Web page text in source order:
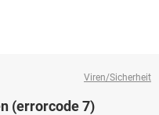
Viren/Sicherheit
(errorcode 7)